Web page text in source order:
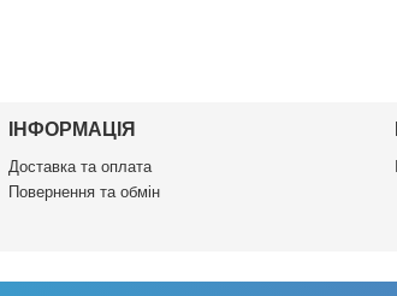
ІНФОРМАЦІЯ
Доставка та оплата
Повернення та обмін